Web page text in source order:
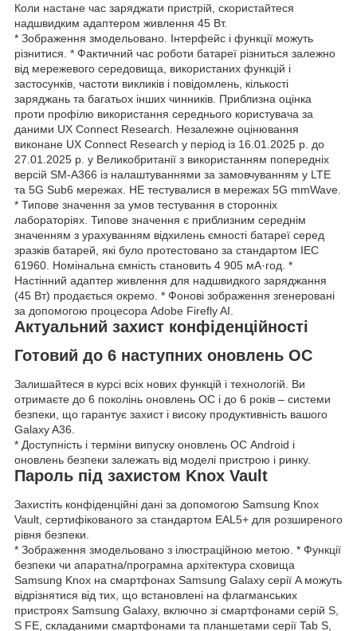
Коли настане час заряджати пристрій, скористайтеся
надшвидким адаптером живлення 45 Вт.
* Зображення змодельовано. Інтерфейс і функції можуть
різнитися. * Фактичний час роботи батареї різниться залежно
від мережевого середовища, використаних функцій і
застосунків, частоти викликів і повідомлень, кількості
заряджань та багатьох інших чинників. Приблизна оцінка
проти профілю використання середнього користувача за
даними UX Connect Research. Незалежне оцінювання
виконане UX Connect Research у період із 16.01.2025 р. до
27.01.2025 р. у Великобританії з використанням попередніх
версій SM-A366 із налаштуваннями за замовчуванням у LTE
та 5G Sub6 мережах. НЕ тестувалися в мережах 5G mmWave.
* Типове значення за умов тестування в сторонніх
лабораторіях. Типове значення є приблизним середнім
значенням з урахуванням відхилень ємності батареї серед
зразків батарей, які було протестовано за стандартом IEC
61960. Номінальна ємність становить 4 905 мА·год. *
Настінний адаптер живлення для надшвидкого заряджання
(45 Вт) продається окремо. * Фонові зображення згенеровані
за допомогою процесора Adobe Firefly AI.
Актуальний захист конфіденційності
Готовий до 6 наступних оновлень ОС
Залишайтеся в курсі всіх нових функцій і технологій. Ви
отримаєте до 6 поколінь оновлень ОС і до 6 років – системи
безпеки, що гарантує захист і високу продуктивність вашого
Galaxy A36.
* Доступність і терміни випуску оновлень ОС Android і
оновлень безпеки залежать від моделі пристрою і ринку.
Пароль під захистом Knox Vault
Захистіть конфіденційні дані за допомогою Samsung Knox
Vault, сертифікованого за стандартом EAL5+ для розширеного
рівня безпеки.
* Зображення змодельовано з ілюстраційною метою. * Функції
безпеки чи апаратна/програмна архітектура сховища
Samsung Knox на смартфонах Samsung Galaxy серії A можуть
відрізнятися від тих, що встановлені на флагманських
пристроях Samsung Galaxy, включно зі смартфонами серій S,
S FE, складаними смартфонами та планшетами серії Tab S,